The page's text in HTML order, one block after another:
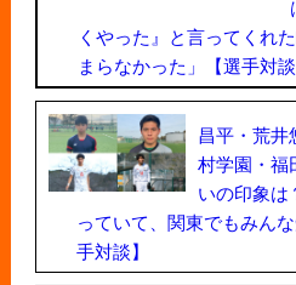
くやった』と言ってくれ
まらなかった」【選手対談
昌平・荒井
村学園・福
いの印象は
っていて、関東でもみん
手対談】